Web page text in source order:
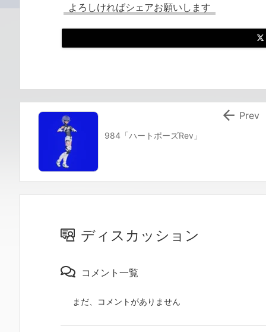
よろしければシェアお願いします
984「ハートポーズRev」
 Prev
ディスカッション
コメント一覧
まだ、コメントがありません